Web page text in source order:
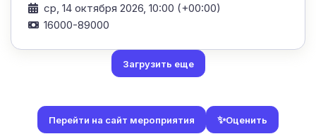
ср, 14 октября 2026, 10:00 (+00:00)
16000-89000
Загрузить еще
Перейти на сайт мероприятия ✨Оценить